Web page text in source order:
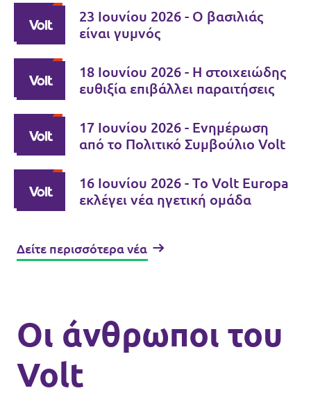
23 Ιουνίου 2026 - Ο βασιλιάς
είναι γυμνός
18 Ιουνίου 2026 - Η στοιχειώδης
ευθιξία επιβάλλει παραιτήσεις
17 Ιουνίου 2026 - Ενημέρωση
από το Πολιτικό Συμβούλιο Volt
16 Ιουνίου 2026 - Το Volt Europa
εκλέγει νέα ηγετική ομάδα
Δείτε περισσότερα νέα
Οι άνθρωποι του
Volt